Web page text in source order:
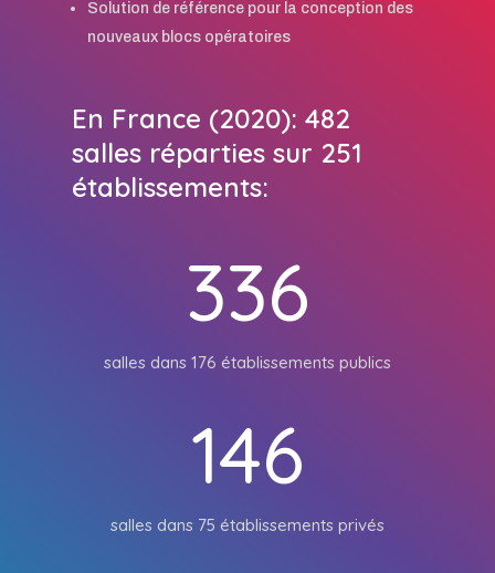
Solution de référence pour la conception des
nouveaux blocs opératoires
En France (2020): 482
salles réparties sur 251
établissements:
336
salles dans 176 établissements publics
146
salles dans 75 établissements privés